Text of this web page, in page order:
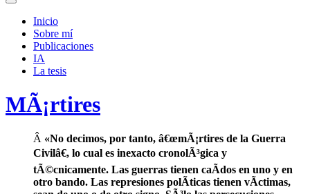
Alternar
campo
búsqueda
Inicio
Sobre mí­
Publicaciones
IA
La tesis
MÃ¡rtires
Â «No decimos, por tanto, â€œmÃ¡rtires de la Guerra
Civilâ€, lo cual es inexacto cronolÃ³gica y
tÃ©cnicamente. Las guerras tienen caÃ­dos en uno y en
otro bando. Las represiones polÃ­ticas tienen vÃ­ctimas,